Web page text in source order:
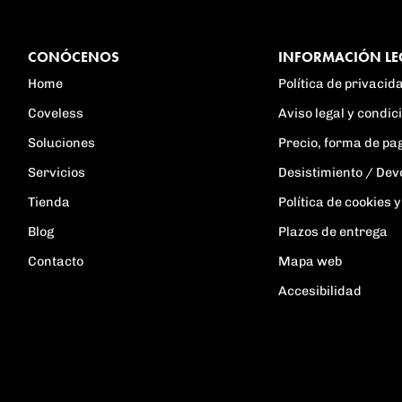
CONÓCENOS
Home
Coveless
Soluciones
Servicios
Tienda
Blog
Contacto
INFORMACIÓN
Política de
Aviso legal y
Precio, forma de
Desistimiento /
Política de cookies
Plazos de entrega
Mapa web
Accesibilidad